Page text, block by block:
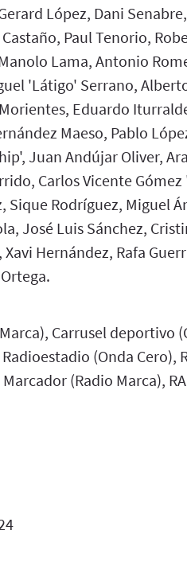
López, Dani
Paul Tenorio,
Lama, Antonio
'Látigo' Serrano,
Eduardo
Maeso, Pablo
Juan Andújar Oliver,
Carlos Vicente
Sique Rodríguez, Miguel
José Luis Sánchez,
Hernández, Rafa
Carrusel deportivo
(Onda Cero),
(Radio Marca),